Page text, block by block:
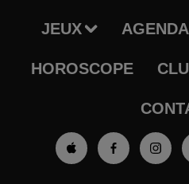
JEUX AGENDA
HOROSCOPE